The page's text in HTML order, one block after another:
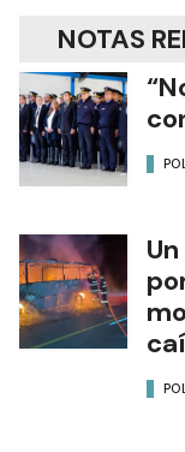
NOTAS